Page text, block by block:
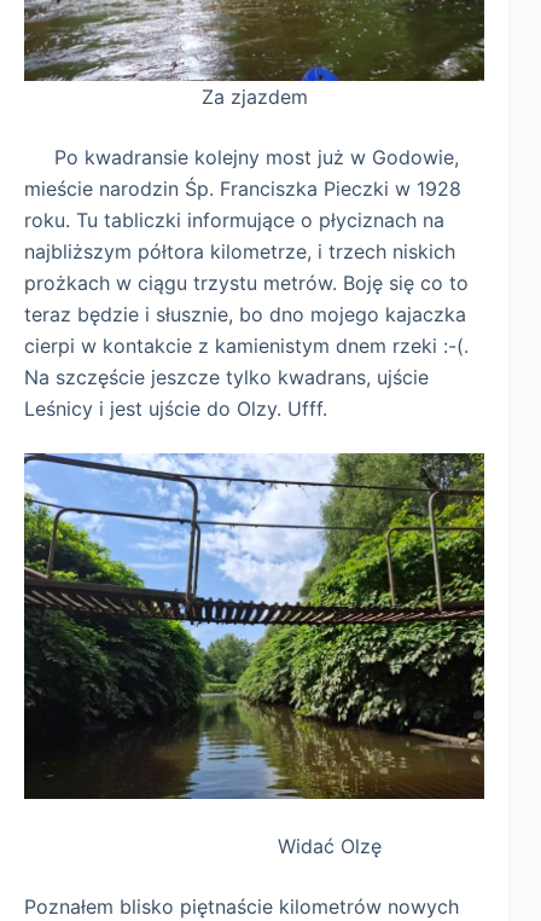
Za zjazdem
Po kwadransie kolejny most już w Godowie,
mieście narodzin Śp. Franciszka Pieczki w 1928
roku. Tu tabliczki informujące o płyciznach na
najbliższym półtora kilometrze, i trzech niskich
prożkach w ciągu trzystu metrów. Boję się co to
teraz będzie i słusznie, bo dno mojego kajaczka
cierpi w kontakcie z kamienistym dnem rzeki :-(.
Na szczęście jeszcze tylko kwadrans, ujście
Leśnicy i jest ujście do Olzy. Ufff.
Widać Olzę
Poznałem blisko piętnaście kilometrów nowych